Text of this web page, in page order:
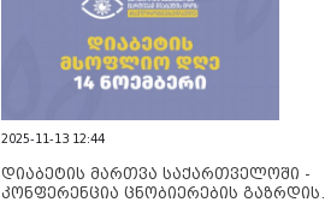
2025-11-13 12:44
დიაბეტის მართვა საქართველოში -
კონფერენცია ცნობიერების